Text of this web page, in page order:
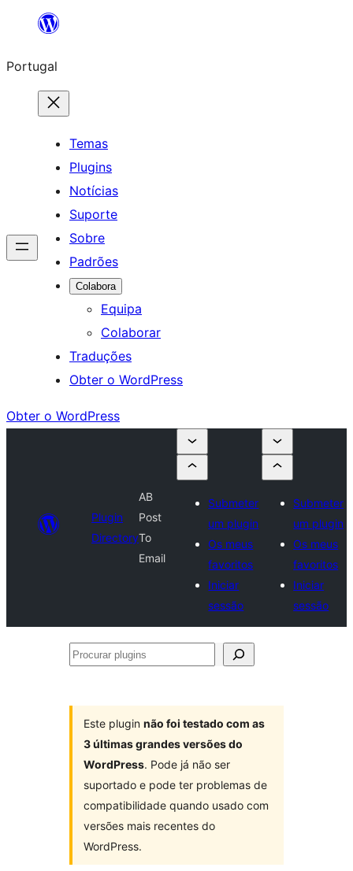
Saltar
o
conteúdo
Portugal
Temas
Plugins
Notícias
Suporte
Sobre
Padrões
Colabora
Equipa
Colaborar
Traduções
Obter o WordPress
Obter o WordPress
Plugin
Directory
AB
Post
To
Email
Submeter
um plugin
Os meus
favoritos
Iniciar
sessão
Submeter
um plugin
Os meus
favoritos
Iniciar
sessão
Procurar
Este plugin não foi testado com as
3 últimas grandes versões do
WordPress. Pode já não ser
suportado e pode ter problemas de
compatibilidade quando usado com
versões mais recentes do
WordPress.